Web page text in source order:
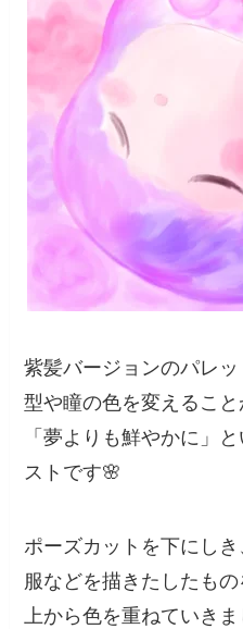
紫髪バージョンのパレ
型や瞳の色を変えること
「夢よりも鮮やかに」
ストです🌸
ポーズカットを下にし
服などを描きたしたもの
上から色を重ねていきま